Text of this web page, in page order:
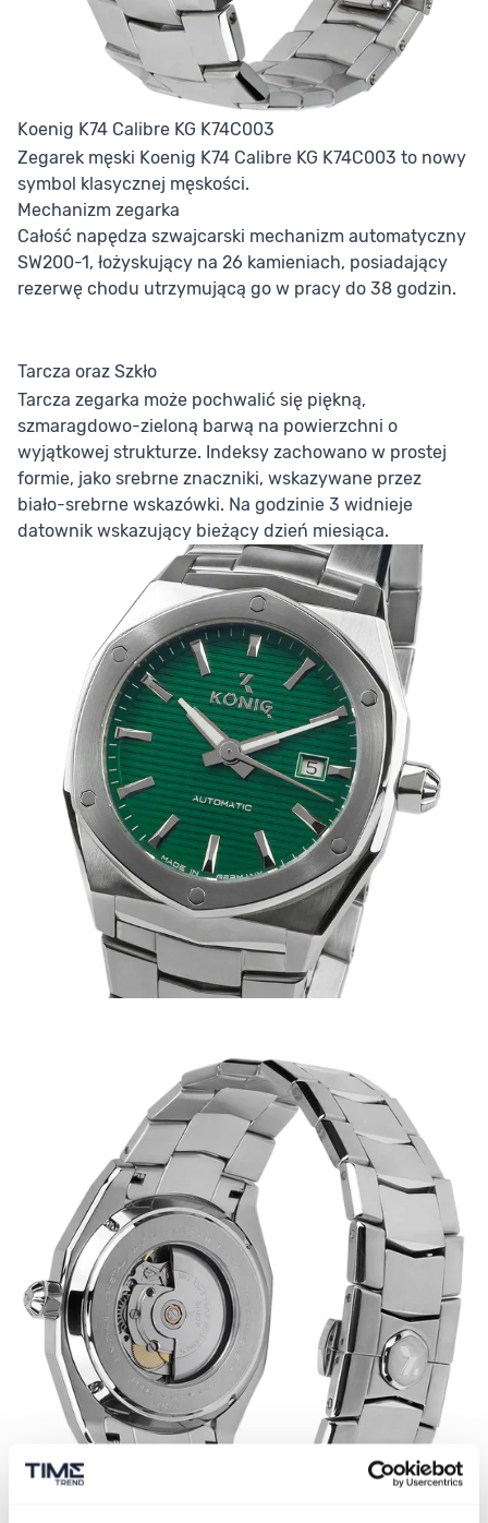
Koenig K74 Calibre KG K74C003
Zegarek męski Koenig K74 Calibre KG K74C003 to nowy
symbol klasycznej męskości.
Mechanizm zegarka
Całość napędza szwajcarski mechanizm automatyczny
SW200-1, łożyskujący na 26 kamieniach, posiadający
rezerwę chodu utrzymującą go w pracy do 38 godzin.
Tarcza oraz Szkło
Tarcza zegarka może pochwalić się piękną,
szmaragdowo-zieloną barwą na powierzchni o
wyjątkowej strukturze. Indeksy zachowano w prostej
formie, jako srebrne znaczniki, wskazywane przez
biało-srebrne wskazówki. Na godzinie 3 widnieje
datownik wskazujący bieżący dzień miesiąca.